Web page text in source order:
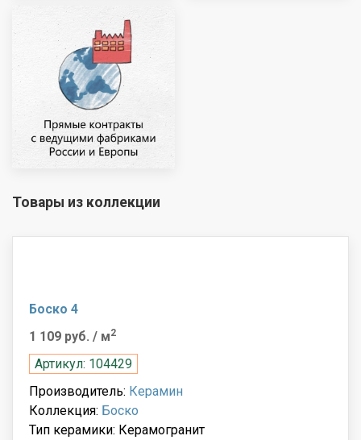
Товары из коллекции
Боско 4
1 109 руб. / м2
Артикул: 104429
Производитель: Керамин
Коллекция: Боско
Тип керамики: Керамогранит